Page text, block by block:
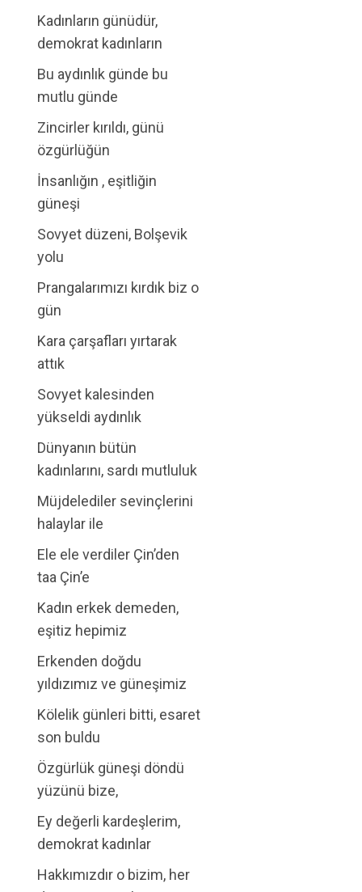
Kadınların günüdür,
demokrat kadınların
Bu aydınlık günde bu
mutlu günde
Zincirler kırıldı, günü
özgürlüğün
İnsanlığın , eşitliğin
güneşi
Sovyet düzeni, Bolşevik
yolu
Prangalarımızı kırdık biz o
gün
Kara çarşafları yırtarak
attık
Sovyet kalesinden
yükseldi aydınlık
Dünyanın bütün
kadınlarını, sardı mutluluk
Müjdelediler sevinçlerini
halaylar ile
Ele ele verdiler Çin’den
taa Çin’e
Kadın erkek demeden,
eşitiz hepimiz
Erkenden doğdu
yıldızımız ve güneşimiz
Kölelik günleri bitti, esaret
son buldu
Özgürlük güneşi döndü
yüzünü bize,
Ey değerli kardeşlerim,
demokrat kadınlar
Hakkımızdır o bizim, her